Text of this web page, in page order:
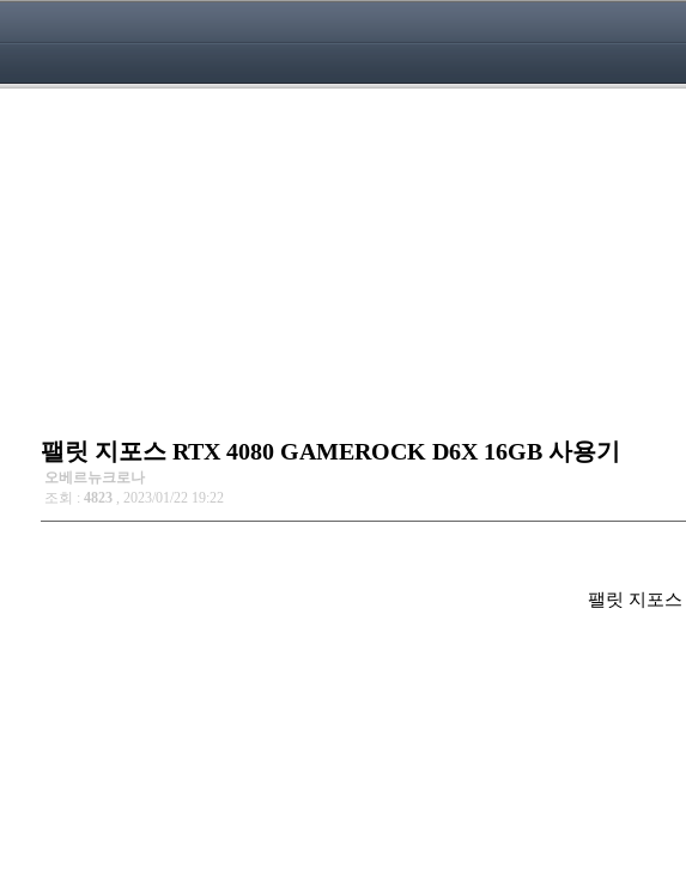
팰릿 지포스 RTX 4080 GAMEROCK D6X 16GB 사용기
오베르뉴크로나
조회 : 4823 , 2023/01/22 19:22
팰릿 지포스